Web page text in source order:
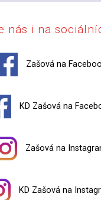
nás i na
Zašová na
KD Zašová na
Zašová na
KD Zašová na